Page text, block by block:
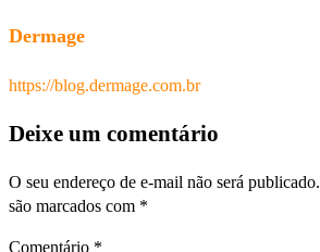
Dermage
https://blog.dermage.com.br
Deixe um comentário
O seu endereço de e-mail não será publicado.
são marcados com *
Comentário *